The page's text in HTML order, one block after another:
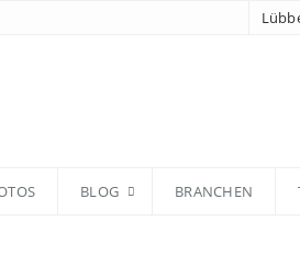
BLOG BRANCHEN